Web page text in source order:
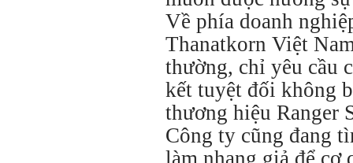
Về phía doanh
Thanatkorn Việt
thường, chỉ yêu cầu
kết tuyệt đối không
thương hiệu Ranger
Công ty cũng đang
làm nhang giả để cơ